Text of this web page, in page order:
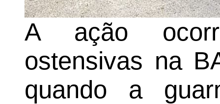
A ação
ostensivas na
quando a